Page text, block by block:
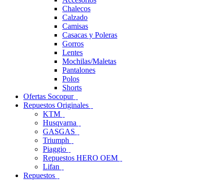
Chalecos
Calzado
Camisas
Casacas y Poleras
Gorros
Lentes
Mochilas/Maletas
Pantalones
Polos
Shorts
Ofertas Socopur
Repuestos Originales
KTM
Husqvarna
GASGAS
Triumph
Piaggio
Repuestos HERO OEM
Lifan
Repuestos